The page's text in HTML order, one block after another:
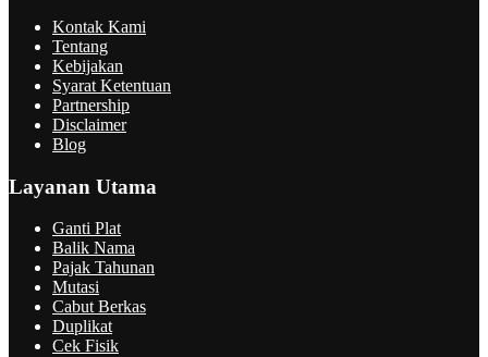
Kontak Kami
Tentang
Kebijakan
Syarat Ketentuan
Partnership
Disclaimer
Blog
Layanan Utama
Ganti Plat
Balik Nama
Pajak Tahunan
Mutasi
Cabut Berkas
Duplikat
Cek Fisik